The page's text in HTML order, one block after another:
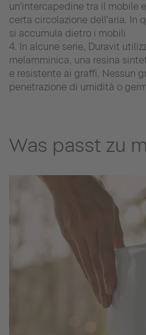
un'intercapedine tra il mobile
certa circolazione dell'aria. In
si accumula dietro i mobili
4. In alcune serie, Duravit
melamminica, una resina
e resistente ai graffi. Nessun
penetrazione di umidità o
Was passt zu